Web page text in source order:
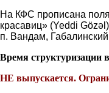
На КФС прописана
красавиц» (Yeddi
п. Вандам,
Время структуризации
НЕ выпускается.